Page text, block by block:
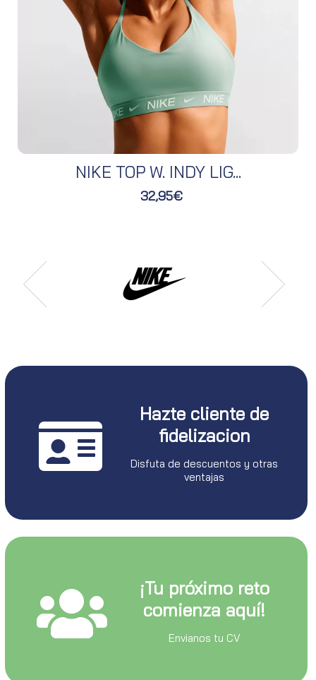
NIKE TOP W. INDY LIG...
32,95€
Hazte cliente de
fidelizacion
Disfuta de descuentos y otras
ventajas
¡Tu próximo reto
comienza aquí!
Envianos tu CV